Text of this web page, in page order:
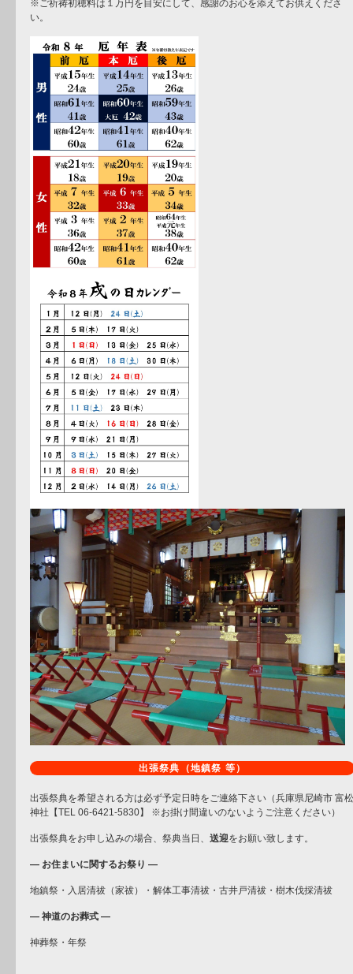
※ご祈祷初穂料は１万円を目安にして、感謝のお心を添えてお供えくださ
い。
出張祭典（地鎮祭 等）
出張祭典を希望される方は必ず予定日時をご連絡下さい（兵庫県尼崎市 富松
神社【TEL 06-6421-5830】 ※お掛け間違いのないようご注意ください）
出張祭典をお申し込みの場合、祭典当日、 送迎をお願い致します。
― お住まいに関するお祭り ―
地鎮祭・入居清祓（家祓）・解体工事清祓・古井戸清祓・樹木伐採清祓
― 神道のお葬式 ―
神葬祭・年祭